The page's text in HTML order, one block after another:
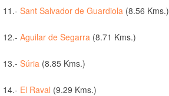
11.- Sant Salvador de Guardiola (8.56 Kms.)
12.- Aguilar de Segarra (8.71 Kms.)
13.- Súria (8.85 Kms.)
14.- El Raval (9.29 Kms.)